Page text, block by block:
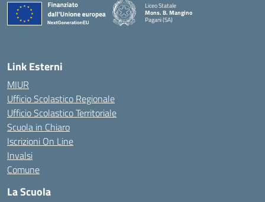
Liceo Statale
Mons. B. Mangino
Pagani (SA)
— Visita la pagina iniziale della scuola
Link Esterni
MIUR
Ufficio Scolastico Regionale
Ufficio Scolastico Territoriale
Scuola in Chiaro
Iscrizioni On Line
Invalsi
Comune
La Scuola